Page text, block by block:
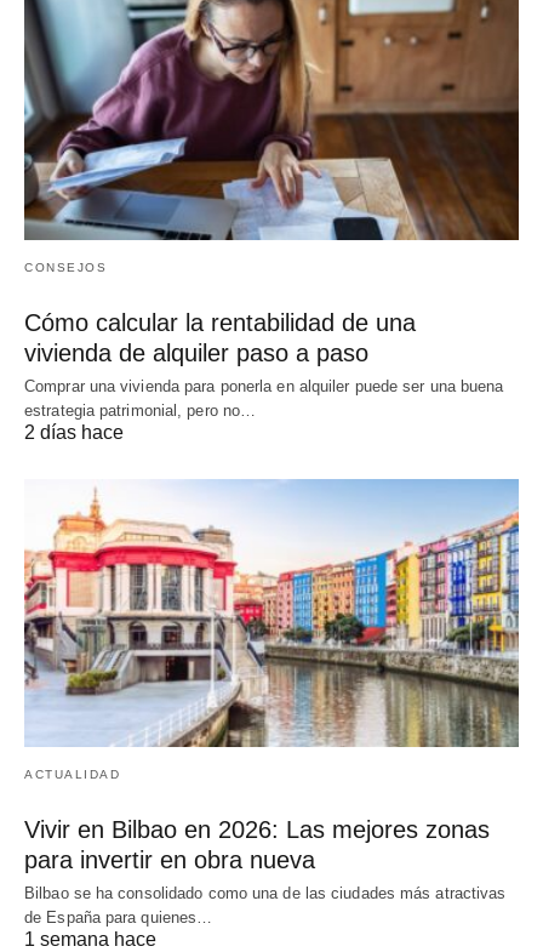
CONSEJOS
Cómo calcular la rentabilidad de una
vivienda de alquiler paso a paso
Comprar una vivienda para ponerla en alquiler puede ser una buena
estrategia patrimonial, pero no…
2 días hace
ACTUALIDAD
Vivir en Bilbao en 2026: Las mejores zonas
para invertir en obra nueva
Bilbao se ha consolidado como una de las ciudades más atractivas
de España para quienes…
1 semana hace